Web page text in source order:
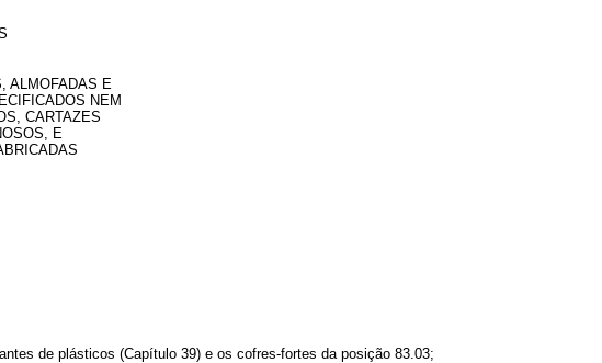
ALMOFADAS E
NEM
CARTAZES
E
de plásticos (Capítulo 39) e os cofres-fortes da posição 83.03;